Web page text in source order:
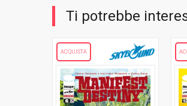
Ti potrebbe
ACQUISTA